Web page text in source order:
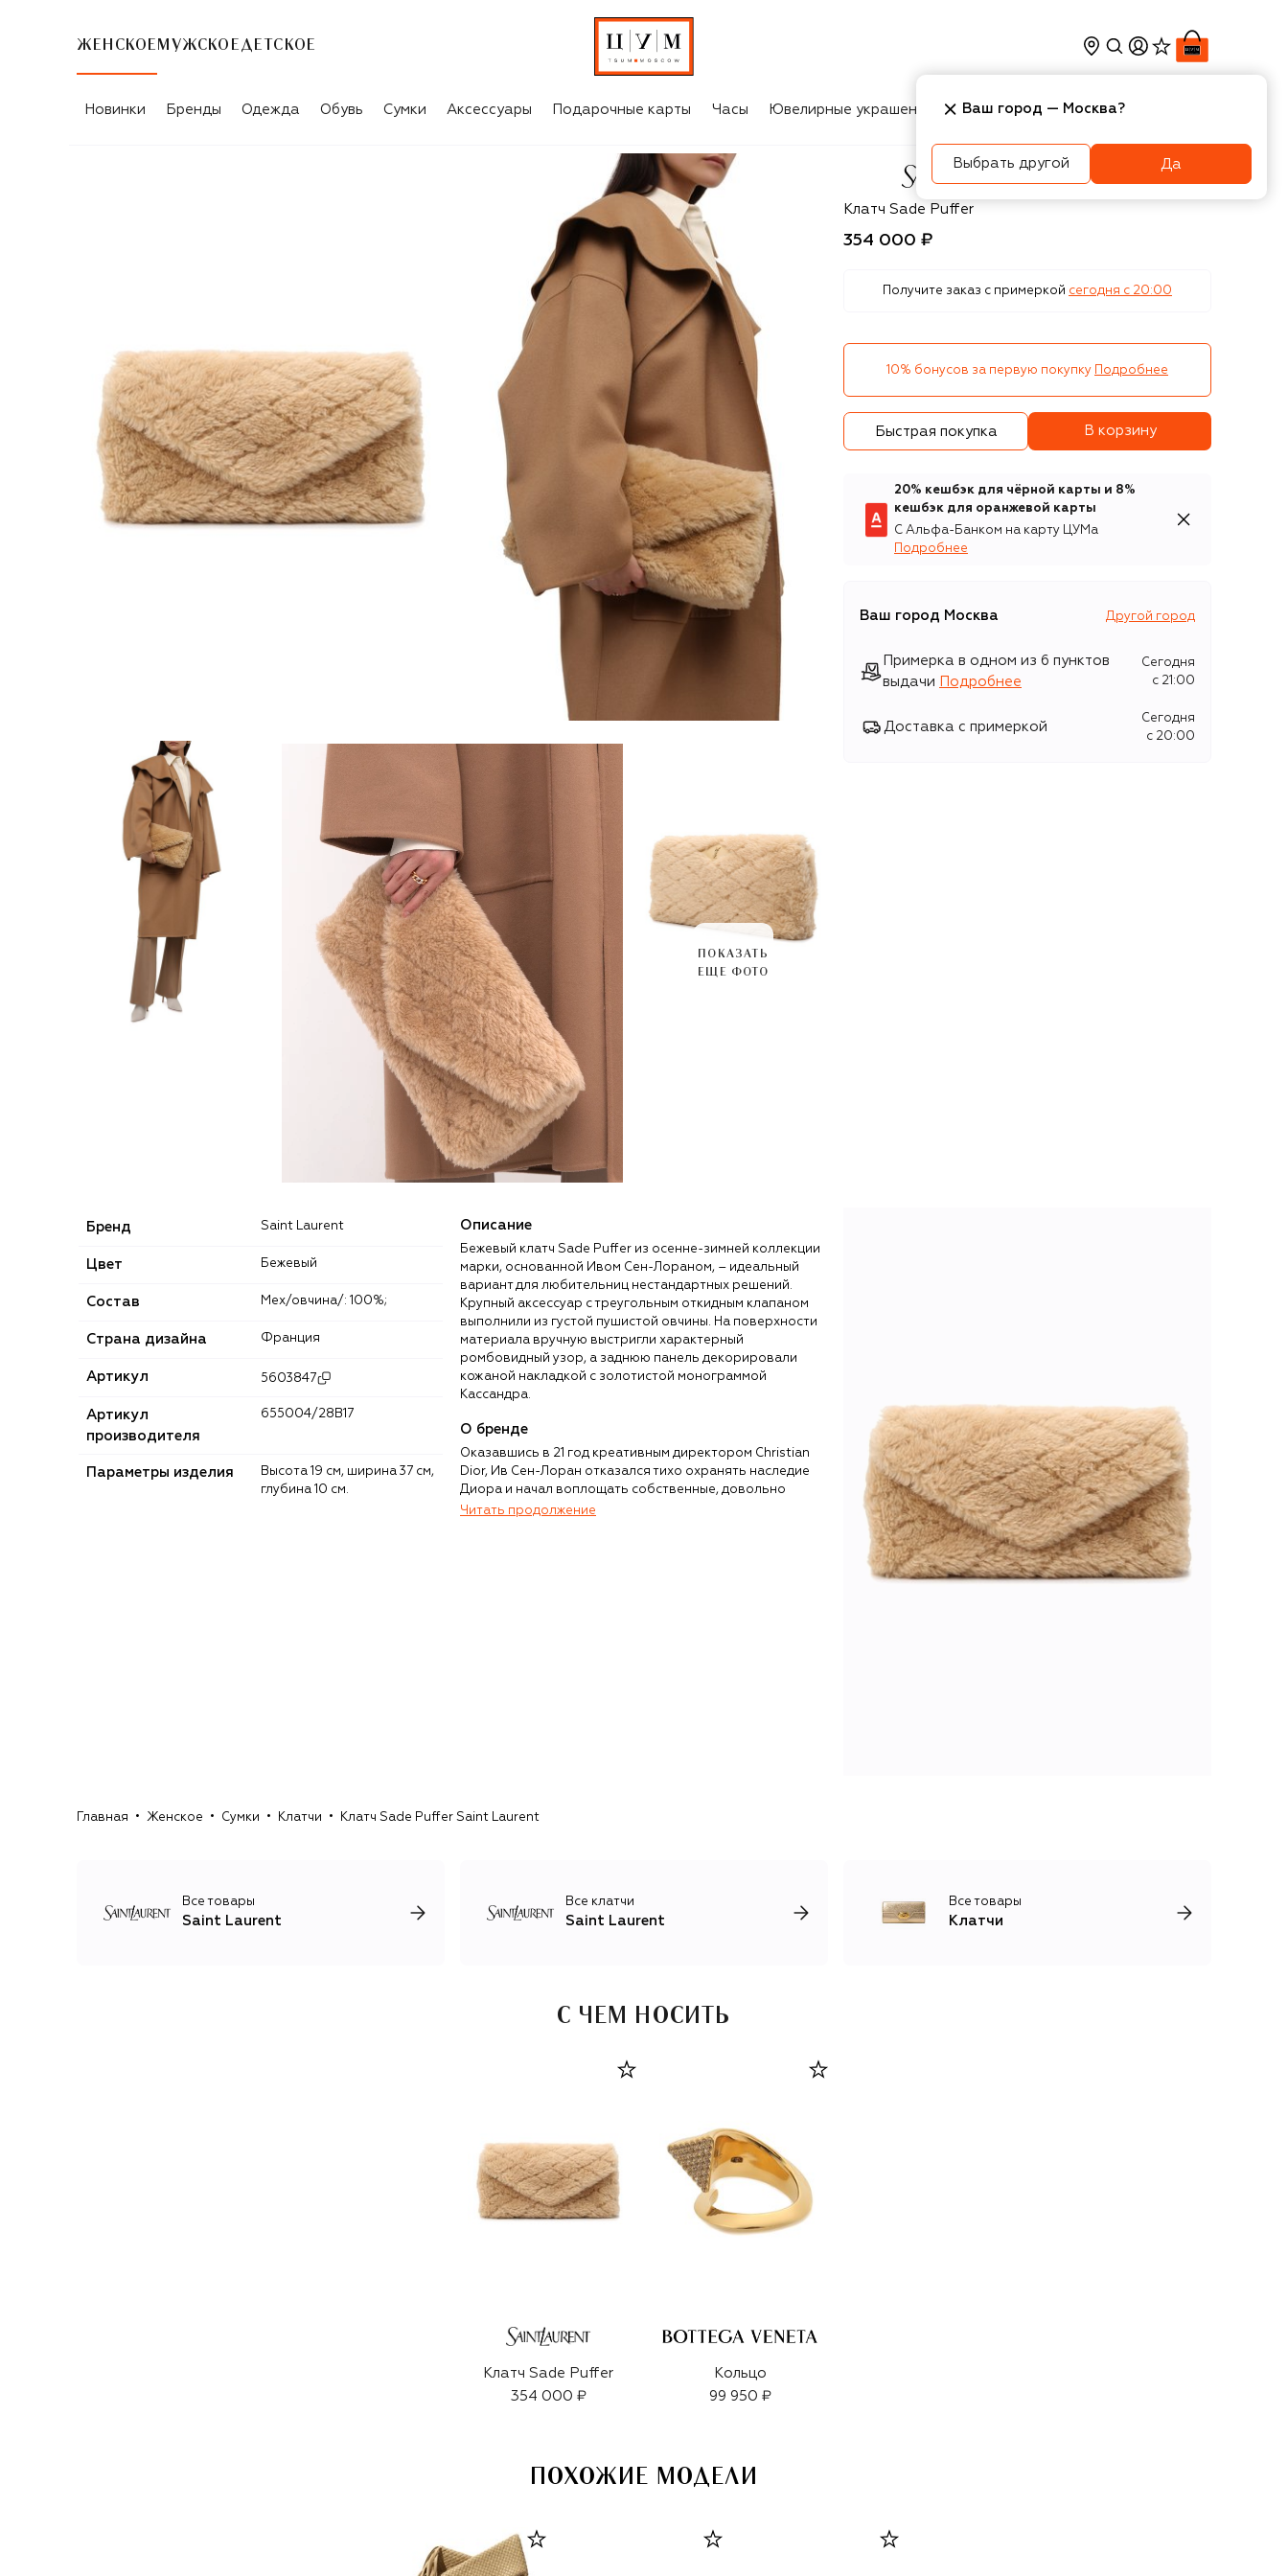
ЖЕНСКОЕ МУЖСКОЕ ДЕТСКОЕ
Новинки Бренды Одежда Обувь Сумки Аксессуары Подарочные карты Часы Ювелирные украшения Косметика Интерьер
ПОКАЗАТЬ
ЕЩЕ ФОТО
Saint Laurent
Клатч Sade Puffer
354 000 ₽
Получите заказ с примеркой сегодня c 20:00
10% бонусов за первую покупку Подробнее
Быстрая покупка В корзину
20% кешбэк для чёрной карты и 8%
кешбэк для оранжевой карты
С Альфа-Банком на карту ЦУМа
Подробнее
Ваш город Москва Другой город
Примерка в одном из 6 пунктов
выдачи
Подробнее
Сегодня
c 21:00
Доставка с примеркой
Сегодня
c 20:00
Бренд Saint Laurent
Цвет Бежевый
Состав Мех/овчина/: 100%;
Страна дизайна Франция
Артикул 5603847
Артикул
производителя
655004/28B17
Параметры изделия
Высота 19 см, ширина 37 см,
глубина 10 см.
Описание
Бежевый клатч Sade Puffer из осенне-зимней коллекции
марки, основанной Ивом Сен-Лораном, – идеальный
вариант для любительниц нестандартных решений.
Крупный аксессуар с треугольным откидным клапаном
выполнили из густой пушистой овчины. На поверхности
материала вручную выстригли характерный
ромбовидный узор, а заднюю панель декорировали
кожаной накладкой с золотистой монограммой
Кассандра.
О бренде
Оказавшись в 21 год креативным директором Christian
Dior, Ив Сен-Лоран отказался тихо охранять наследие
Диора и начал воплощать собственные, довольно
радикальные для 1950-х идеи. Узнав, что руководство
эпохе, сделав более дерзкими. Под его руководством
бренд стал ассоциироваться с более откровенной, даже
Читать продолжение
Главная Женское Сумки Клатчи Клатч Sade Puffer Saint Laurent
Все товары
Saint Laurent
Все клатчи
Saint Laurent
Все товары
Клатчи
С ЧЕМ НОСИТЬ
Клатч Sade Puffer
354 000 ₽
Кольцо
99 950 ₽
ПОХОЖИЕ МОДЕЛИ
Ваш город — Москва?
Выбрать другой Да